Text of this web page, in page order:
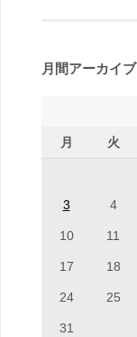
月間アーカイブ
月 火
3 4
10 11
17 18
24 25
31